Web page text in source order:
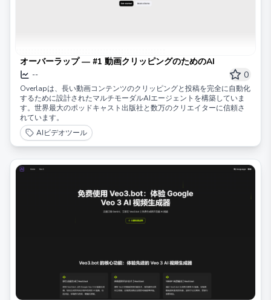
オーバーラップ — #1 動画クリッピングのためのAI
-- 0
Overlapは、長い動画コンテンツのクリッピングと投稿を完全に自動化
するために設計されたマルチモーダルAIエージェントを構築していま
す。世界最大のポッドキャスト出版社と数万のクリエイターに信頼さ
れています。
AIビデオツール